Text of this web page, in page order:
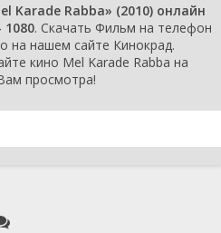
Karade Rabba» (2010) онлайн
1080. Скачать Фильм на телефон
на нашем сайте Кинокрад.
кино Mel Karade Rabba на
просмотра!